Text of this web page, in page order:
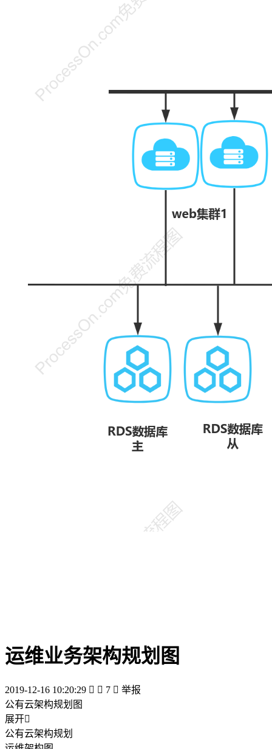
运维业务架构规划图
2019-12-16 10:20:29   7  举报
公有云架构规划图
展开
公有云架构规划